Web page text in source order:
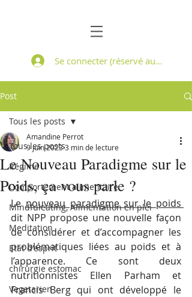
Se connecter (réservé aux
Post
Tous les posts
Régime
Comportement alimentaire
Mindfuleating, Alimentation en plei
Meditation
Etat d'esprit
chirurgie estomac
Vegetarien
Tous les posts
Le Nouveau Paradigme sur le
Poids, ça vous parle ?
Amandine Perrot
9 juin 20233 min de lecture
Le
dit NPP propose une nouvelle façon
de considérer et d’accompagner les
problématiques liées au poids et à
l’apparence. Ce sont deux
nutritionnistes Ellen Parham et
Francis Berg qui ont développé le